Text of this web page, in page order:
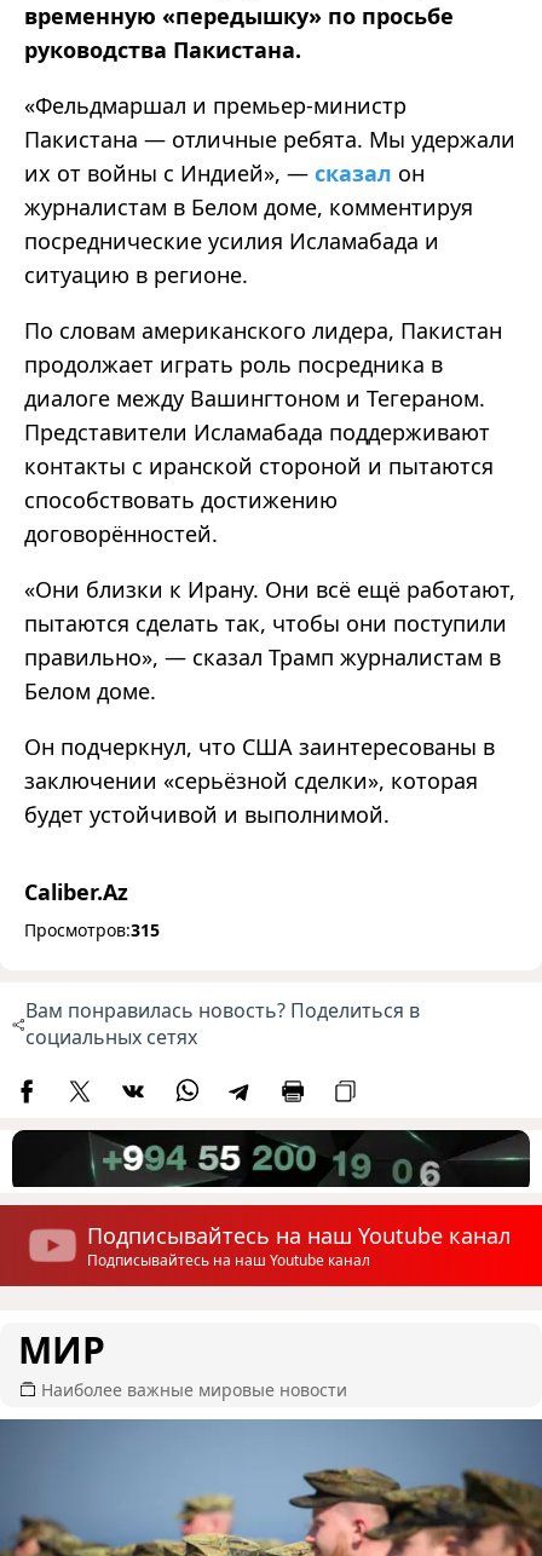
временную «передышку» по просьбе
руководства Пакистана.
«Фельдмаршал и премьер-министр
Пакистана — отличные ребята. Мы удержали
их от войны с Индией», — сказал он
журналистам в Белом доме, комментируя
посреднические усилия Исламабада и
ситуацию в регионе.
По словам американского лидера, Пакистан
продолжает играть роль посредника в
диалоге между Вашингтоном и Тегераном.
Представители Исламабада поддерживают
контакты с иранской стороной и пытаются
способствовать достижению
договорённостей.
«Они близки к Ирану. Они всё ещё работают,
пытаются сделать так, чтобы они поступили
правильно», — сказал Трамп журналистам в
Белом доме.
Он подчеркнул, что США заинтересованы в
заключении «серьёзной сделки», которая
будет устойчивой и выполнимой.
Caliber.Az
Просмотров:315
Вам понравилась новость? Поделиться в
социальных сетях
Подписывайтесь на наш Youtube канал
Подписывайтесь на наш Youtube канал
МИР
Наиболее важные мировые новости